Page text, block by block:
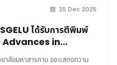
25 Dec 2025
ได้รับการตีพิมพ์
Advances in
าลัยมหาสารคาม ขอแสดงความ